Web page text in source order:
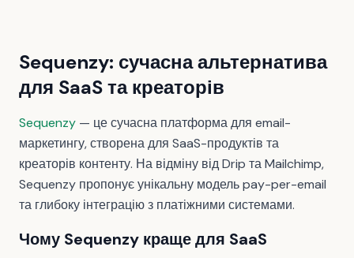
Sequenzy: сучасна альтернатива
для SaaS та креаторів
Sequenzy — це сучасна платформа для email-
маркетингу, створена для SaaS-продуктів та
креаторів контенту. На відміну від Drip та Mailchimp,
Sequenzy пропонує унікальну модель pay-per-email
та глибоку інтеграцію з платіжними системами.
Чому Sequenzy краще для SaaS